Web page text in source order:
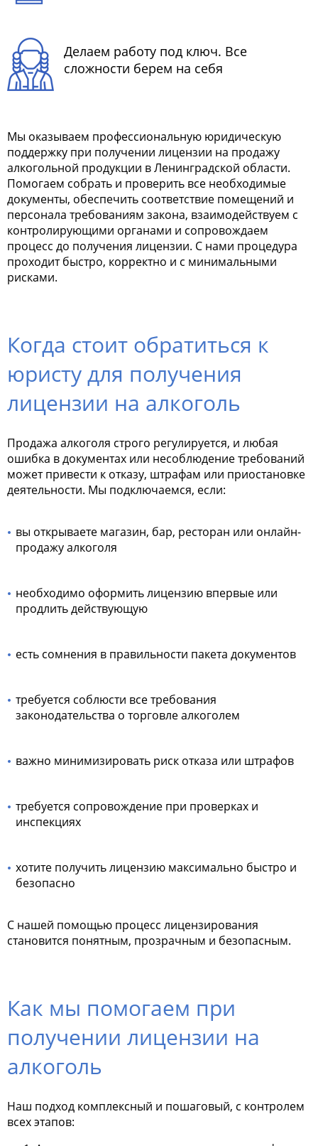
Делаем работу под ключ. Все
сложности берем на себя
Мы оказываем профессиональную юридическую
поддержку при получении лицензии на продажу
алкогольной продукции в Ленинградской области.
Помогаем собрать и проверить все необходимые
документы, обеспечить соответствие помещений и
персонала требованиям закона, взаимодействуем с
контролирующими органами и сопровождаем
процесс до получения лицензии. С нами процедура
проходит быстро, корректно и с минимальными
рисками.
Когда стоит обратиться к
юристу для получения
лицензии на алкоголь
Продажа алкоголя строго регулируется, и любая
ошибка в документах или несоблюдение требований
может привести к отказу, штрафам или приостановке
деятельности. Мы подключаемся, если:
вы открываете магазин, бар, ресторан или онлайн-
продажу алкоголя
необходимо оформить лицензию впервые или
продлить действующую
есть сомнения в правильности пакета документов
требуется соблюсти все требования
законодательства о торговле алкоголем
важно минимизировать риск отказа или штрафов
требуется сопровождение при проверках и
инспекциях
хотите получить лицензию максимально быстро и
безопасно
С нашей помощью процесс лицензирования
становится понятным, прозрачным и безопасным.
Как мы помогаем при
получении лицензии на
алкоголь
Наш подход комплексный и пошаговый, с контролем
всех этапов: